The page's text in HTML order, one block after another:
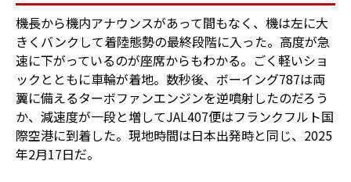
機長から機内アナウンスがあって間もなく、機は左に大
きくバンクして着陸態勢の最終段階に入った。高度が急
速に下がっているのが座席からもわかる。ごく軽いショ
ックとともに車輪が着地。数秒後、ボーイング787は両
翼に備えるターボファンエンジンを逆噴射したのだろう
か、減速度が一段と増してJAL407便はフランクフルト国
際空港に到着した。現地時間は日本出発時と同じ、2025
年2月17日だ。